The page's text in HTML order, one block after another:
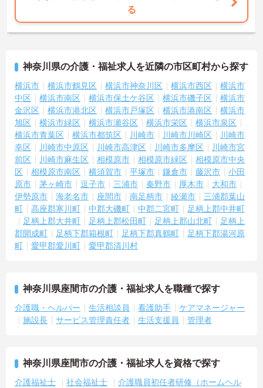
る
神奈川県の介護・福祉求人を近隣の市区町村から探す
横浜市 横浜市鶴見区 横浜市神奈川区 横浜市西区
横浜市
中区
横浜市南区 横浜市保土ケ谷区 横浜市磯子区
横浜市
金沢区
横浜市港北区 横浜市戸塚区 横浜市港南区
横浜市
旭区
横浜市緑区 横浜市瀬谷区 横浜市栄区
横浜市泉区
横浜市青葉区
横浜市都筑区 川崎市 川崎市川崎区
川崎市
幸区
川崎市中原区 川崎市高津区 川崎市多摩区
川崎市宮
前区
川崎市麻生区 相模原市 相模原市緑区
相模原市中央
区
相模原市南区 横須賀市 平塚市 鎌倉市 藤沢市
小田
原市
茅ヶ崎市 逗子市 三浦市 秦野市 厚木市
大和市
伊勢原市
海老名市 座間市 南足柄市 綾瀬市
三浦郡葉山
町
高座郡寒川町 中郡大磯町 中郡二宮町
足柄上郡中井町
足柄上郡大井町
足柄上郡松田町 足柄上郡山北町
足柄上
郡開成町
足柄下郡箱根町 足柄下郡真鶴町
足柄下郡湯河原
町
愛甲郡愛川町 愛甲郡清川村
神奈川県座間市の介護・福祉求人を職種で探す
介護職・ヘルパー 生活相談員 看護助手
ケアマネージャー
施設長
サービス管理責任者 生活支援員 管理者
神奈川県座間市の介護・福祉求人を資格で探す
介護福祉士 社会福祉士
介護職員初任者研修（ホームヘル